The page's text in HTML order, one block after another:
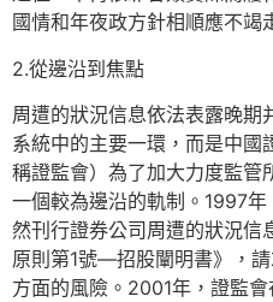
國情和年夜政方針相順應不竭
2.從邊沿到焦點
周遭的狀況信息依法表露晚期
系統中的主要一環，而是中國
稱證監會）為了加大力度監管
一個較為邊沿的軌制。1997年
然刊行證券公司周遭的狀況信
原則第1號—招股闡明書》，
方面的風險。2001年，證監